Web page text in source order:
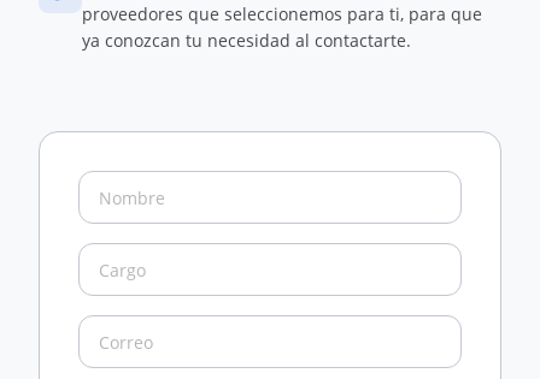
proveedores que seleccionemos para ti, para que
ya conozcan tu necesidad al contactarte.